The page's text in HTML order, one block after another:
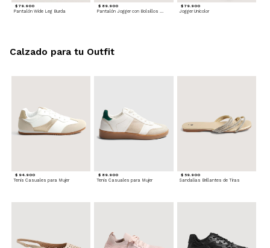
$ 79.900
Pantalón Wide Leg Burda
$ 89.900
Pantalón Jogger con Bolsillos Cargo
$ 79.900
Jogger Unicolor
$ 94.900
Tenis Casuales para Mujer
$ 89.900
Tenis Casuales para Mujer
$ 59.900
Sandalias Brillantes de Tiras
Calzado para tu Outfit